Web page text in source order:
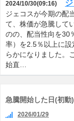
2024/10/30(09:16)
ジェコスが今期の配
て、株価が急騰して
のの、配当性向を30
率）を2.5％以上に
らかになりました。
始直…
急騰開始した日(初動)
2026/01/29